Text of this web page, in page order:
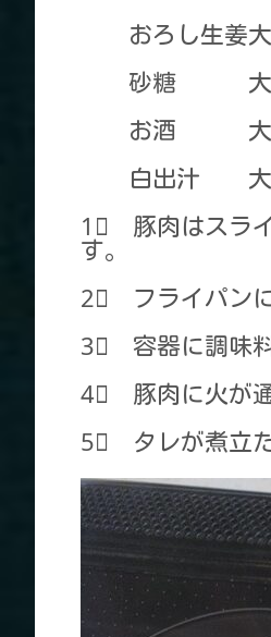
おろし生姜大
砂糖 大さ
お酒 大さ
白出汁 大
1⃣ 豚肉はスラ
す。
2⃣ フライパンに
3⃣ 容器に調味料
4⃣ 豚肉に火が通
5⃣ タレが煮立た